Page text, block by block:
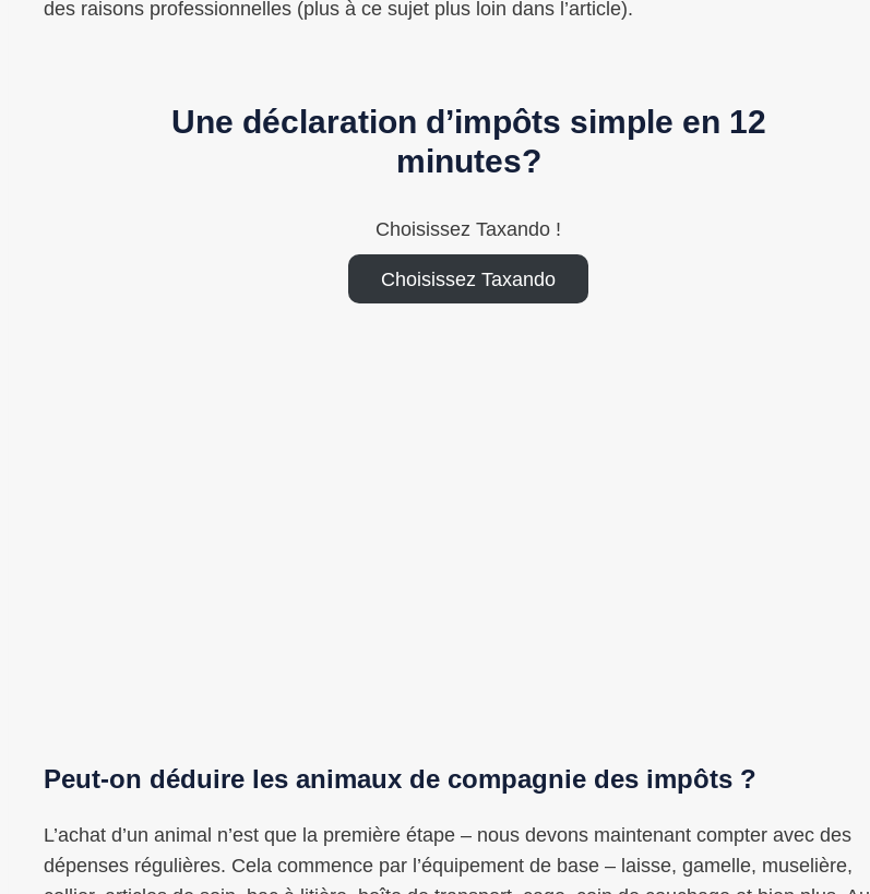
des raisons professionnelles (plus à ce sujet plus loin dans l’article).
Une déclaration d’impôts simple en 12
minutes?
Choisissez Taxando !
Choisissez Taxando
Peut-on déduire les animaux de compagnie des impôts ?
L’achat d’un animal n’est que la première étape – nous devons maintenant compter avec des
dépenses régulières. Cela commence par l’équipement de base – laisse, gamelle, muselière,